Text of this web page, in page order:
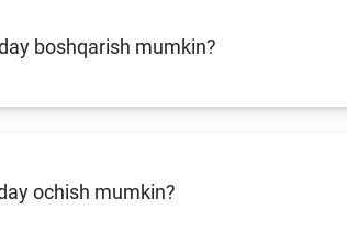
boshqarish mumkin?
ochish mumkin?